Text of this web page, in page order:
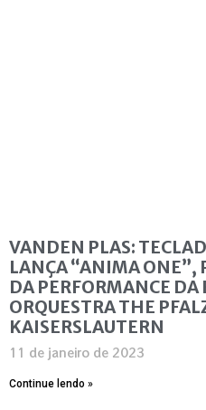
VANDEN PLAS:
LANÇA “ANIMA ONE”,
DA PERFORMANCE
ORQUESTRA THE
KAISERSLAUTERN
11 de janeiro de 2023
Continue lendo »